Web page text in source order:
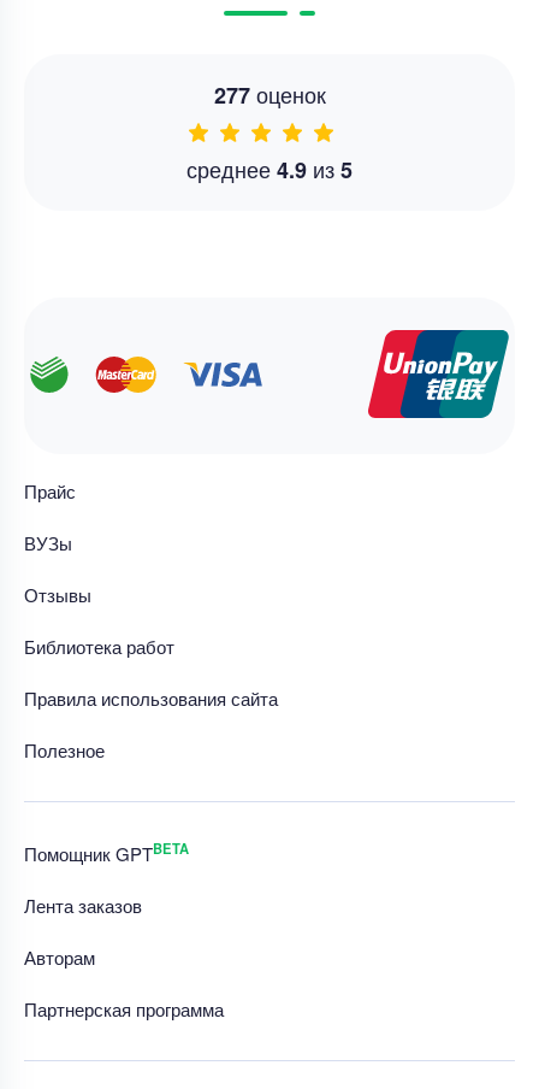
277оценок
среднее4.9 из5
Прайс
ВУЗы
Отзывы
Библиотека работ
Правила использования сайта
Полезное
Помощник GPTBETA
Лента заказов
Авторам
Партнерская программа